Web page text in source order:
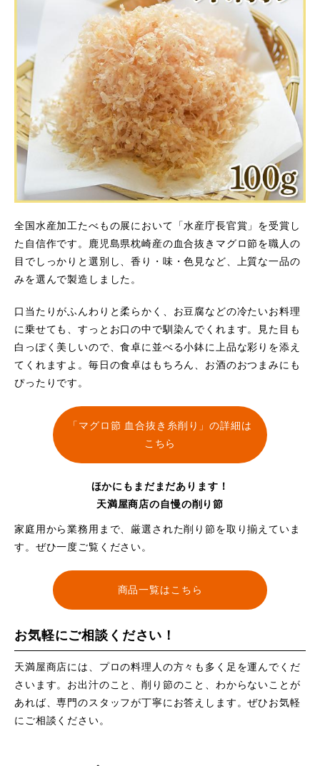
全国水産加工たべもの展において「水産庁長官賞」を受賞し
た自信作です。鹿児島県枕崎産の血合抜きマグロ節を職人の
目でしっかりと選別し、香り・味・色見など、上質な一品の
みを選んで製造しました。
口当たりがふんわりと柔らかく、お豆腐などの冷たいお料理
に乗せても、すっとお口の中で馴染んでくれます。見た目も
白っぽく美しいので、食卓に並べる小鉢に上品な彩りを添え
てくれますよ。毎日の食卓はもちろん、お酒のおつまみにも
ぴったりです。
「マグロ節 血合抜き糸削り」の詳細は
こちら
ほかにもまだまだあります！
天満屋商店の自慢の削り節
家庭用から業務用まで、厳選された削り節を取り揃えていま
す。ぜひ一度ご覧ください。
商品一覧はこちら
お気軽にご相談ください！
天満屋商店には、プロの料理人の方々も多く足を運んでくだ
さいます。お出汁のこと、削り節のこと、わからないことが
あれば、専門のスタッフが丁寧にお答えします。ぜひお気軽
にご相談ください。